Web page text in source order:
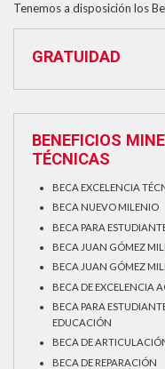
Tenemos a disposición los
GRATUIDAD
BENEFICIOS
TÉCNICAS
BECA EXCELENCIA
BECA NUEVO MILENIO
BECA PARA
BECA JUAN GÓMEZ
BECA JUAN GÓMEZ
BECA DE EXCELENCIA
BECA PARA
EDUCACIÓN
BECA DE
BECA DE REPARACIÓN